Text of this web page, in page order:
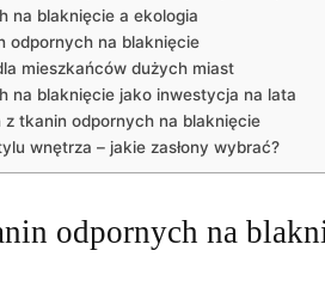
na blaknięcie a ekologia
odpornych na​ blaknięcie
⁤mieszkańców dużych miast
na blaknięcie jako inwestycja ‍na lata
z tkanin odpornych na blaknięcie
wnętrza – jakie zasłony wybrać?
odpornych na